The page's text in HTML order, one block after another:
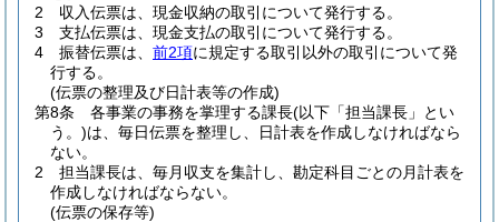
2
収入伝票は、現金収納の取引について発行する。
3
支払伝票は、現金支払の取引について発行する。
4
振替伝票は、 前2項に規定する取引以外の取引について発
行する。
(伝票の整理及び日計表等の作成)
第8条
各事業の事務を掌理する課長(以下「担当課長」とい
う。)は、毎日伝票を整理し、日計表を作成しなければなら
ない。
2
担当課長は、毎月収支を集計し、勘定科目ごとの月計表を
作成しなければならない。
(伝票の保存等)